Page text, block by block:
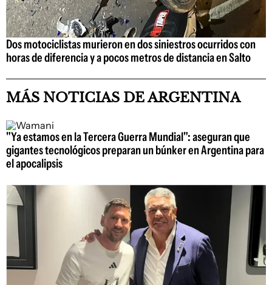
Dos motociclistas murieron en dos siniestros ocurridos con
horas de diferencia y a pocos metros de distancia en Salto
MÁS NOTICIAS DE ARGENTINA
"Ya estamos en la Tercera Guerra Mundial": aseguran que
gigantes tecnológicos preparan un búnker en Argentina para
el apocalipsis